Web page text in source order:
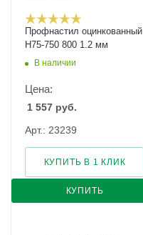
Профнастил оцинкованный
Н75-750 800 1.2 мм
В наличии
Цена:
1 557 руб.
Арт.: 23239
КУПИТЬ
КУПИТЬ В 1 КЛИК